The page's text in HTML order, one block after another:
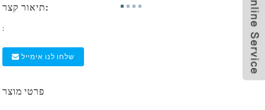
תיאור קצר:
:
שלחו לנו אימייל
פרטי מוצר